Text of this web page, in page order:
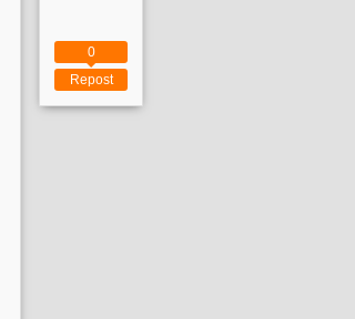
Repost
0